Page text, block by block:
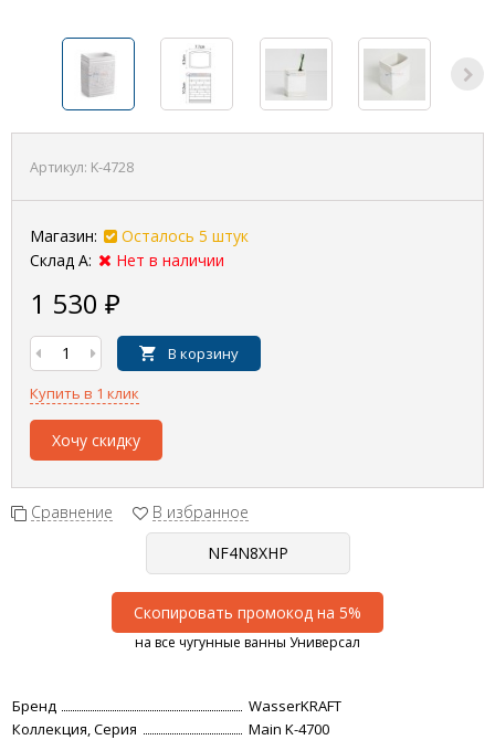
Артикул: K-4728
Магазин:
Осталось 5 штук
Склад А:
Нет в наличии
1 530 ₽
В корзину
Купить в 1 клик
Хочу скидку
Сравнение В избранное
Скопировать промокод на 5%
на все чугунные ванны Универсал
Бренд
WasserKRAFT
Коллекция, Серия
Main K-4700